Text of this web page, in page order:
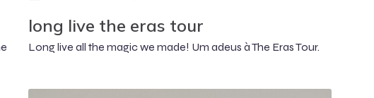
long live the eras tour
Long live all the magic we made! Um adeus à The Eras Tour.